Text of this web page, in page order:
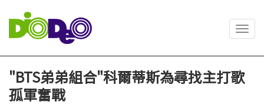
"BTS弟弟組合"科爾蒂斯為尋找主打歌
孤軍奮戰